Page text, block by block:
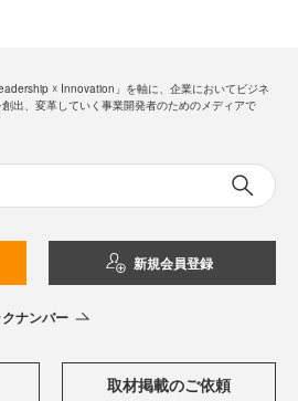
☓ Innovation」を軸に、企業においてビジネ
創出、変革していく事業開発者のためのメディアで
新規会員登録
ナンバー
取材掲載のご依頼